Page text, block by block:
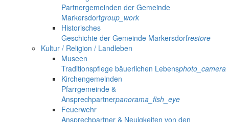
Partnergemeinden der Gemeinde
Markersdorfgroup_work
Historisches
Geschichte der Gemeinde Markersdorfrestore
Kultur / Religion / Landleben
Museen
Traditionspflege bäuerlichen Lebensphoto_camera
Kirchengemeinden
Pfarrgemeinde &
Ansprechpartnerpanorama_fish_eye
Feuerwehr
Ansprechpartner & Neuigkeiten von den